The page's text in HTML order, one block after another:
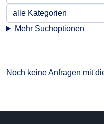
Mehr Suchoptionen
Noch keine Anfragen mit